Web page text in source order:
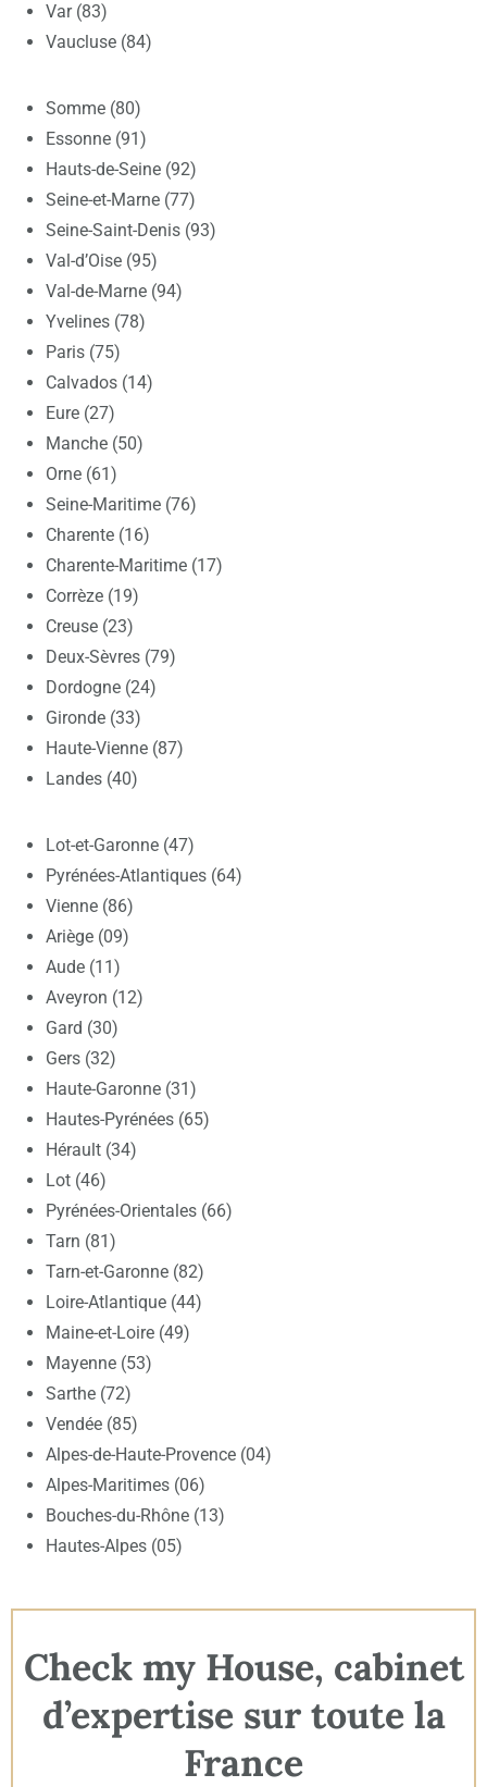
Var (83)
Vaucluse (84)
Somme (80)
Essonne (91)
Hauts-de-Seine (92)
Seine-et-Marne (77)
Seine-Saint-Denis (93)
Val-d’Oise (95)
Val-de-Marne (94)
Yvelines (78)
Paris (75)
Calvados (14)
Eure (27)
Manche (50)
Orne (61)
Seine-Maritime (76)
Charente (16)
Charente-Maritime (17)
Corrèze (19)
Creuse (23)
Deux-Sèvres (79)
Dordogne (24)
Gironde (33)
Haute-Vienne (87)
Landes (40)
Lot-et-Garonne (47)
Pyrénées-Atlantiques (64)
Vienne (86)
Ariège (09)
Aude (11)
Aveyron (12)
Gard (30)
Gers (32)
Haute-Garonne (31)
Hautes-Pyrénées (65)
Hérault (34)
Lot (46)
Pyrénées-Orientales (66)
Tarn (81)
Tarn-et-Garonne (82)
Loire-Atlantique (44)
Maine-et-Loire (49)
Mayenne (53)
Sarthe (72)
Vendée (85)
Alpes-de-Haute-Provence (04)
Alpes-Maritimes (06)
Bouches-du-Rhône (13)
Hautes-Alpes (05)
Check my House, cabinet
d’expertise sur toute la
France